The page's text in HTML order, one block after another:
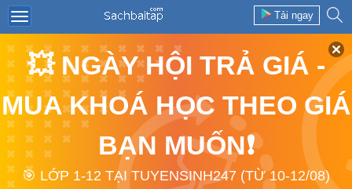
Tải ngay
💥 NGÀY HỘI TRẢ GIÁ -
MUA KHOÁ HỌC THEO GIÁ
BẠN MUỐN❗
🎯 LỚP 1-12 TẠI TUYENSINH247 (TỪ 10-12/08)